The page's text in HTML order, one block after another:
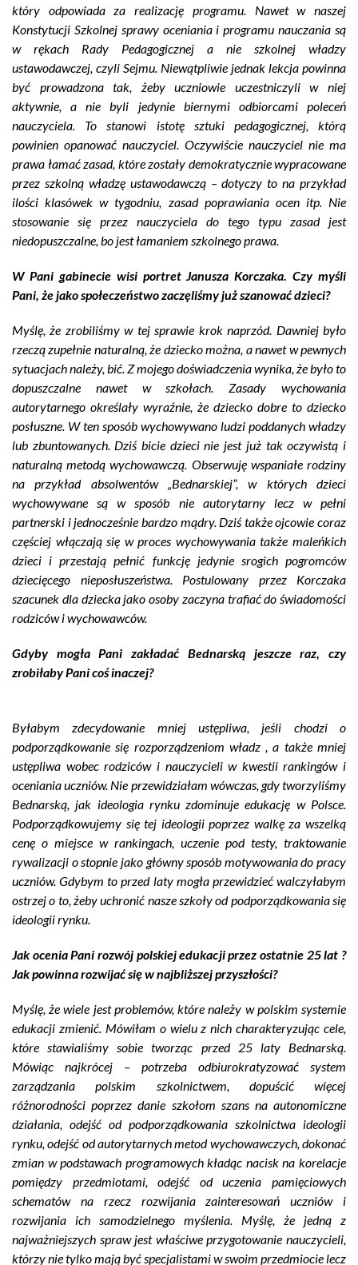
który odpowiada za realizację programu. Nawet w naszej
Konstytucji Szkolnej sprawy oceniania i programu nauczania są
w rękach Rady Pedagogicznej a nie szkolnej władzy
ustawodawczej, czyli Sejmu. Niewątpliwie jednak lekcja powinna
być prowadzona tak, żeby uczniowie uczestniczyli w niej
aktywnie, a nie byli jedynie biernymi odbiorcami poleceń
nauczyciela. To stanowi istotę sztuki pedagogicznej, którą
powinien opanować nauczyciel. Oczywiście nauczyciel nie ma
prawa łamać zasad, które zostały demokratycznie wypracowane
przez szkolną władzę ustawodawczą – dotyczy to na przykład
ilości klasówek w tygodniu, zasad poprawiania ocen itp. Nie
stosowanie się przez nauczyciela do tego typu zasad jest
niedopuszczalne, bo jest łamaniem szkolnego prawa.
W Pani gabinecie wisi portret Janusza Korczaka. Czy myśli
Pani, że jako społeczeństwo zaczęliśmy już szanować dzieci?
Myślę, że zrobiliśmy w tej sprawie krok naprzód. Dawniej było
rzeczą zupełnie naturalną, że dziecko można, a nawet w pewnych
sytuacjach należy, bić. Z mojego doświadczenia wynika, że było to
dopuszczalne nawet w szkołach. Zasady wychowania
autorytarnego określały wyraźnie, że dziecko dobre to dziecko
posłuszne. W ten sposób wychowywano ludzi poddanych władzy
lub zbuntowanych. Dziś bicie dzieci nie jest już tak oczywistą i
naturalną metodą wychowawczą. Obserwuję wspaniałe rodziny
na przykład absolwentów „Bednarskiej”, w których dzieci
wychowywane są w sposób nie autorytarny lecz w pełni
partnerski i jednocześnie bardzo mądry. Dziś także ojcowie coraz
częściej włączają się w proces wychowywania także maleńkich
dzieci i przestają pełnić funkcję jedynie srogich pogromców
dziecięcego nieposłuszeństwa. Postulowany przez Korczaka
szacunek dla dziecka jako osoby zaczyna trafiać do świadomości
rodziców i wychowawców.
Gdyby mogła Pani zakładać Bednarską jeszcze raz, czy
zrobiłaby Pani coś inaczej?
Byłabym zdecydowanie mniej ustępliwa, jeśli chodzi o
podporządkowanie się rozporządzeniom władz , a także mniej
ustępliwa wobec rodziców i nauczycieli w kwestii rankingów i
oceniania uczniów. Nie przewidziałam wówczas, gdy tworzyliśmy
Bednarską, jak ideologia rynku zdominuje edukację w Polsce.
Podporządkowujemy się tej ideologii poprzez walkę za wszelką
cenę o miejsce w rankingach, uczenie pod testy, traktowanie
rywalizacji o stopnie jako główny sposób motywowania do pracy
uczniów. Gdybym to przed laty mogła przewidzieć walczyłabym
ostrzej o to, żeby uchronić nasze szkoły od podporządkowania się
ideologii rynku.
Jak ocenia Pani rozwój polskiej edukacji przez ostatnie 25 lat ?
Jak powinna rozwijać się w najbliższej przyszłości?
Myślę, że wiele jest problemów, które należy w polskim systemie
edukacji zmienić. Mówiłam o wielu z nich charakteryzując cele,
które stawialiśmy sobie tworząc przed 25 laty Bednarską.
Mówiąc najkrócej – potrzeba odbiurokratyzować system
zarządzania polskim szkolnictwem, dopuścić więcej
różnorodności poprzez danie szkołom szans na autonomiczne
działania, odejść od podporządkowania szkolnictwa ideologii
rynku, odejść od autorytarnych metod wychowawczych, dokonać
zmian w podstawach programowych kładąc nacisk na korelacje
pomiędzy przedmiotami, odejść od uczenia pamięciowych
schematów na rzecz rozwijania zainteresowań uczniów i
rozwijania ich samodzielnego myślenia. Myślę, że jedną z
najważniejszych spraw jest właściwe przygotowanie nauczycieli,
którzy nie tylko mają być specjalistami w swoim przedmiocie lecz